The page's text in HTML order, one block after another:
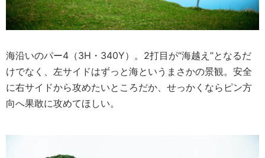
海沿いのパー4（3H・340Y）。2打目が“海越え”となるだ
けでなく、左サイドはずっと海というまさかの景観。安全
に右サイドから攻めたいところだか、せっかくならピン方
向へ果敢に攻めてほしい。